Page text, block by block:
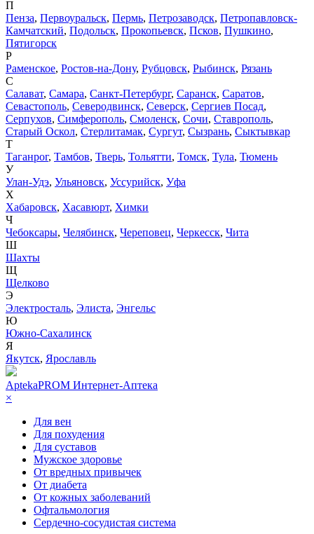
П
Пенза, Первоуральск, Пермь, Петрозаводск, Петропавловск-
Камчатский, Подольск, Прокопьевск, Псков, Пушкино,
Пятигорск
Р
Раменское, Ростов-на-Дону, Рубцовск, Рыбинск, Рязань
С
Салават, Самара, Санкт-Петербург, Саранск, Саратов,
Севастополь, Северодвинск, Северск, Сергиев Посад,
Серпухов, Симферополь, Смоленск, Сочи, Ставрополь,
Старый Оскол, Стерлитамак, Сургут, Сызрань, Сыктывкар
Т
Таганрог, Тамбов, Тверь, Тольятти, Томск, Тула, Тюмень
У
Улан-Удэ, Ульяновск, Уссурийск, Уфа
Х
Хабаровск, Хасавюрт, Химки
Ч
Чебоксары, Челябинск, Череповец, Черкесск, Чита
Ш
Шахты
Щ
Щелково
Э
Электросталь, Элиста, Энгельс
Ю
Южно-Сахалинск
Я
Якутск, Ярославль
AptekaPROM Интернет-Аптека
×
Для вен
Для похудения
Для суставов
Мужское здоровье
От вредных привычек
От диабета
От кожных заболеваний
Офтальмология
Сердечно-сосудистая система